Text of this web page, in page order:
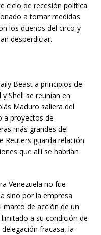
ciclo de recesión política
a tomar medidas
los dueños del circo y
desperdiciar.
Beast a principios de
Shell se reunían en
Maduro saliera del
a proyectos de
más grandes del
Reuters guarda relación
que allí se habrían
Venezuela no fue
sino por la empresa
marco de acción de un
a su condición de
fracasa, la